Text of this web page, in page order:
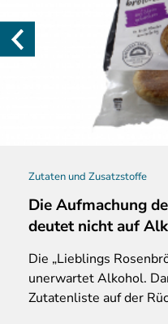
Zutaten und Zusatzstoffe
Die Aufmachung
deutet nicht auf
Die „Lieblings
unerwartet Alkohol.
Zutatenliste auf der